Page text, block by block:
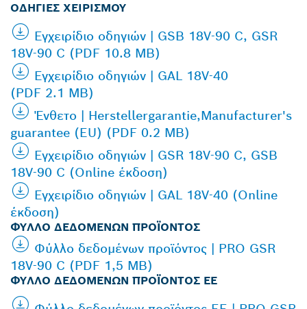
ΟΔΗΓΊΕΣ ΧΕΙΡΙΣΜΟΎ
Εγχειρίδιο οδηγιών | GSB 18V-90 C, GSR
18V-90 C (PDF 10.8 MB)
Εγχειρίδιο οδηγιών | GAL 18V-40
(PDF 2.1 MB)
Ένθετο | Herstellergarantie,Manufacturer's
guarantee (EU) (PDF 0.2 MB)
Εγχειρίδιο οδηγιών | GSR 18V-90 C, GSB
18V-90 C (Online έκδοση)
Εγχειρίδιο οδηγιών | GAL 18V-40 (Online
έκδοση)
ΦΎΛΛΟ ΔΕΔΟΜΈΝΩΝ ΠΡΟΪΌΝΤΟΣ
Φύλλο δεδομένων προϊόντος | PRO GSR
18V-90 C (PDF 1,5 MB)
ΦΎΛΛΟ ΔΕΔΟΜΈΝΩΝ ΠΡΟΪΌΝΤΟΣ ΕΕ